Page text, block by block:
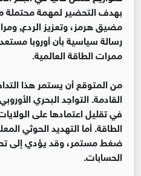
بهدف التحضير لمهمة محتملة
مضيق هرمز، وتعزيز الردع,
رسالة سياسية بأن أوروبا
ممرات الطاقة العالمية.
من المتوقع أن يستمر هذا
القادمة. التواجد البحري
في تقليل اعتمادها على
الطاقة. أما التهديد الحوثي
ضغط مستمر، وقد يؤدي إلى
الحسابات.